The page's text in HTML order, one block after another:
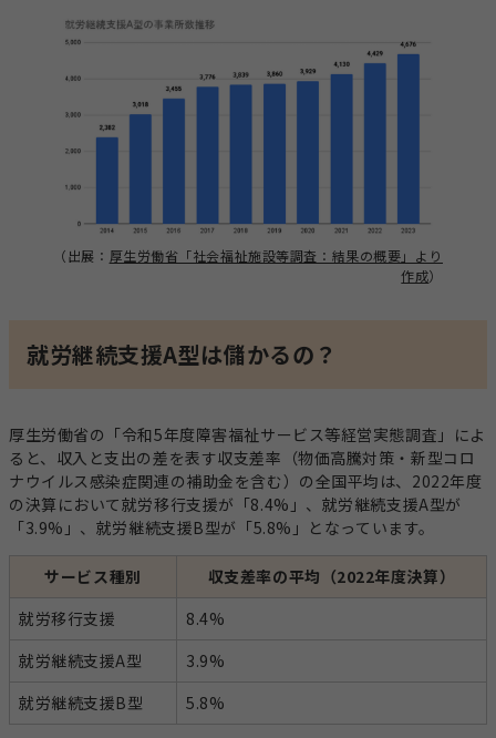
（出展： 厚生労働省「社会福祉施設等調査：結果の概要」より
作成）
就労継続支援A型は儲かるの？
厚生労働省の「令和5年度障害福祉サービス等経営実態調査」によ
ると、収入と支出の差を表す収支差率（物価高騰対策・新型コロ
ナウイルス感染症関連の補助金を含む）の全国平均は、2022年度
の決算において就労移行支援が「8.4%」、就労継続支援A型が
「3.9%」、就労継続支援B型が「5.8%」となっています。
サービス種別
収支差率の平均（2022年度決算）
就労移行支援
8.4%
就労継続支援A型
3.9%
就労継続支援B型
5.8%